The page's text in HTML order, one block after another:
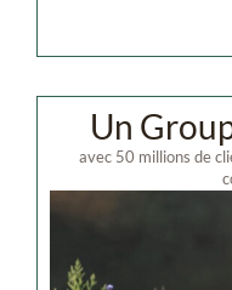
Un
avec 50 millions de